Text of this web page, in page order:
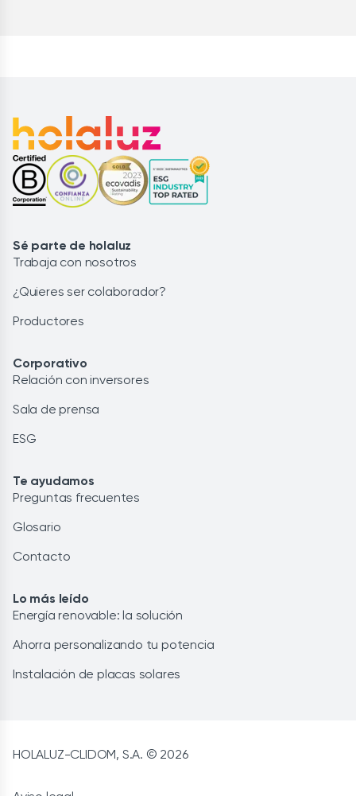
Sé parte de holaluz
Trabaja con nosotros
¿Quieres ser colaborador?
Productores
Corporativo
Relación con inversores
Sala de prensa
ESG
Te ayudamos
Preguntas frecuentes
Glosario
Contacto
Lo más leído
Energía renovable: la solución
Ahorra personalizando tu potencia
Instalación de placas solares
HOLALUZ-CLIDOM, S.A. © 2026